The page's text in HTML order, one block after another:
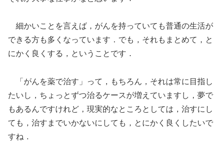
細かいことを言えば，がんを持っていても普通の生活が
できる方も多くなっています．でも，それもまとめて，と
にかく良くする，ということです．
「がんを薬で治す」って，もちろん，それは常に目指し
たいし，ちょっとずつ治るケースが増えていますし，夢で
もあるんですけれど，現実的なところとしては，治すにし
ても，治すまでいかないにしても，とにかく良くしたいで
すね．